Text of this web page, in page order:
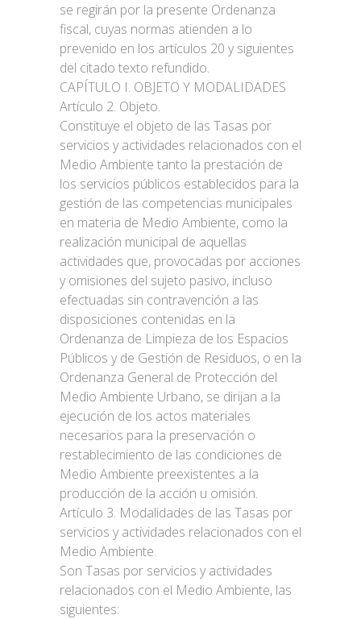
se regirán por la presente Ordenanza
fiscal, cuyas normas atienden a lo
prevenido en los artículos 20 y siguientes
del citado texto refundido.
CAPÍTULO I. OBJETO Y MODALIDADES
Artículo 2. Objeto.
Constituye el objeto de las Tasas por
servicios y actividades relacionados con el
Medio Ambiente tanto la prestación de
los servicios públicos establecidos para la
gestión de las competencias municipales
en materia de Medio Ambiente, como la
realización municipal de aquellas
actividades que, provocadas por acciones
y omisiones del sujeto pasivo, incluso
efectuadas sin contravención a las
disposiciones contenidas en la
Ordenanza de Limpieza de los Espacios
Públicos y de Gestión de Residuos, o en la
Ordenanza General de Protección del
Medio Ambiente Urbano, se dirijan a la
ejecución de los actos materiales
necesarios para la preservación o
restablecimiento de las condiciones de
Medio Ambiente preexistentes a la
producción de la acción u omisión.
Artículo 3. Modalidades de las Tasas por
servicios y actividades relacionados con el
Medio Ambiente.
Son Tasas por servicios y actividades
relacionados con el Medio Ambiente, las
siguientes: